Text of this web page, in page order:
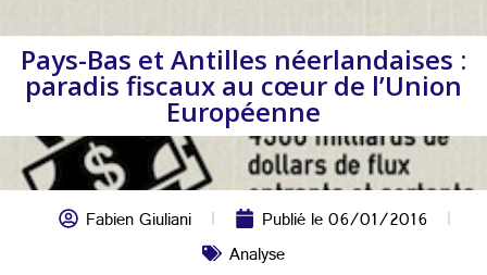
Pays-Bas et Antilles néerlandaises :
paradis fiscaux au cœur de l’Union
Européenne
Fabien Giuliani Publié le06/01/2016
Analyse